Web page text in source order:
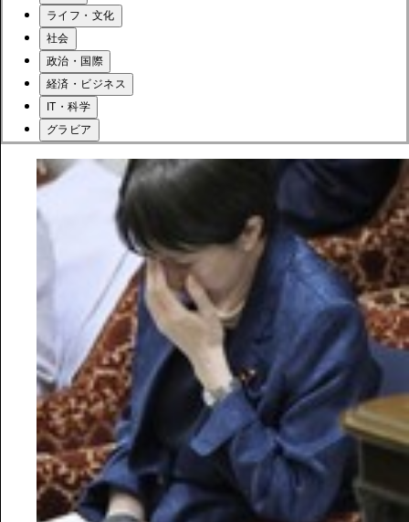
ライフ・文化
社会
政治・国際
経済・ビジネス
IT・科学
グラビア